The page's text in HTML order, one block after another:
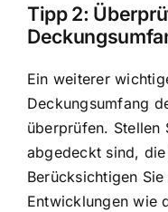
Tipp 2:
Ein weiterer
Deckungsumfang
überprüfen. Stellen
abgedeckt sind,
Berücksichtigen
Entwicklungen wie